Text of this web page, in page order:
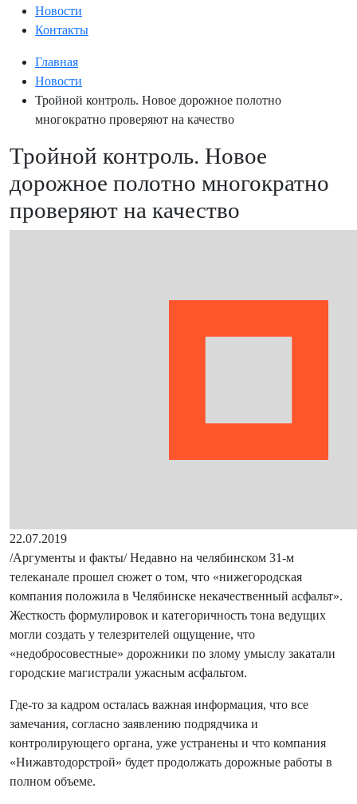
Новости
Контакты
Главная
Новости
Тройной контроль. Новое дорожное полотно
многократно проверяют на качество
Тройной контроль. Новое
дорожное полотно многократно
проверяют на качество
22.07.2019
/Аргументы и факты/ Недавно на челябинском 31-м
телеканале прошел сюжет о том, что «нижегородская
компания положила в Челябинске некачественный асфальт».
Жесткость формулировок и категоричность тона ведущих
могли создать у телезрителей ощущение, что
«недобросовестные» дорожники по злому умыслу закатали
городские магистрали ужасным асфальтом.
Где-то за кадром осталась важная информация, что все
замечания, согласно заявлению подрядчика и
контролирующего органа, уже устранены и что компания
«Нижавтодорстрой» будет продолжать дорожные работы в
полном объеме.